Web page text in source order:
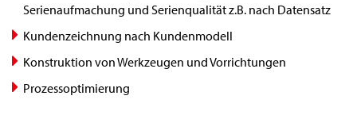
Serienaufmachung und Serienqualität z.B. nach Datensatz
Kundenzeichnung nach Kundenmodell
Konstruktion von Werkzeugen und Vorrichtungen
Prozessoptimierung